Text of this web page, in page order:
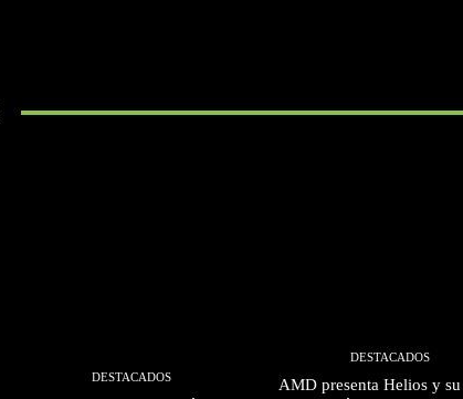
DESTACADOS
DESTACADOS
AMD presenta Helios y